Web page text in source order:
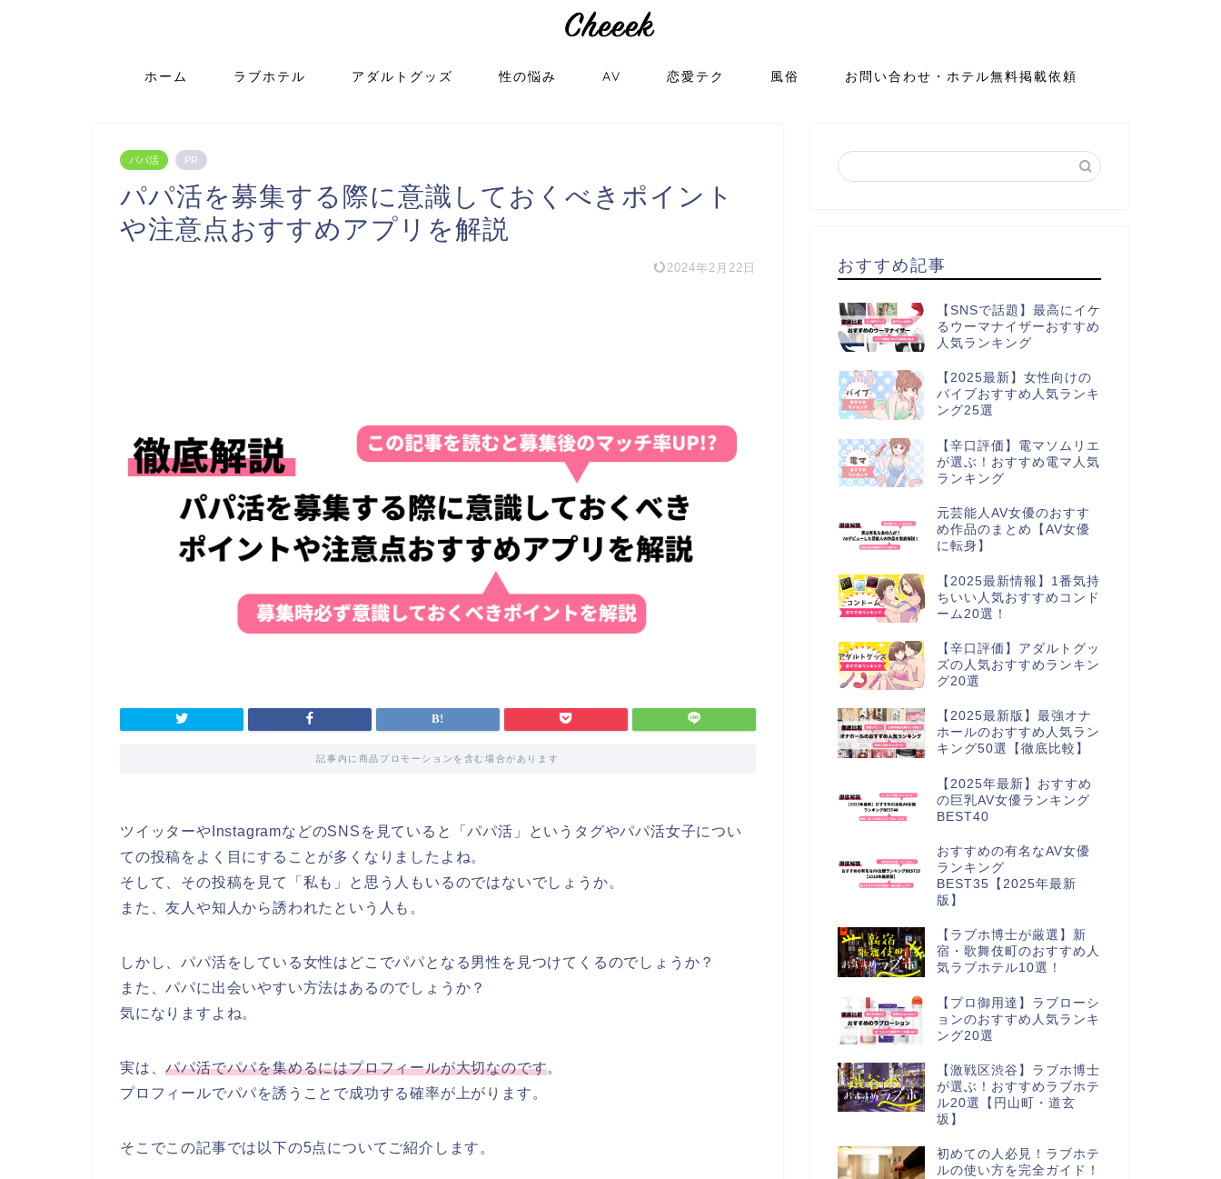
ホーム ラブホテル アダルトグッズ 性の悩み AV 恋愛テク 風俗 お問い合わせ・ホテル無料掲載依頼
パパ活 PR
パパ活を募集する際に意識しておくべきポイント
や注意点おすすめアプリを解説
2024年2月22日
記事内に商品プロモーションを含む場合があります
ツイッターやInstagramなどのSNSを見ていると「パパ活」というタグやパパ活女子につい
ての投稿をよく目にすることが多くなりましたよね。
そして、その投稿を見て「私も」と思う人もいるのではないでしょうか。
また、友人や知人から誘われたという人も。
しかし、パパ活をしている女性はどこでパパとなる男性を見つけてくるのでしょうか？
また、パパに出会いやすい方法はあるのでしょうか？
気になりますよね。
実は、パパ活でパパを集めるにはプロフィールが大切なのです。
プロフィールでパパを誘うことで成功する確率が上がります。
そこでこの記事では以下の5点についてご紹介します。
おすすめ記事
【SNSで話題】最高にイケ
るウーマナイザーおすすめ
人気ランキング
【2025最新】女性向けの
バイブおすすめ人気ランキ
ング25選
【辛口評価】電マソムリエ
が選ぶ！おすすめ電マ人気
ランキング
元芸能人AV女優のおすす
め作品のまとめ【AV女優
に転身】
【2025最新情報】1番気持
ちいい人気おすすめコンド
ーム20選！
【辛口評価】アダルトグッ
ズの人気おすすめランキン
グ20選
【2025最新版】最強オナ
ホールのおすすめ人気ラン
キング50選【徹底比較】
【2025年最新】おすすめ
の巨乳AV女優ランキング
BEST40
おすすめの有名なAV女優
ランキング
BEST35【2025年最新
版】
【ラブホ博士が厳選】新
宿・歌舞伎町のおすすめ人
気ラブホテル10選！
【プロ御用達】ラブローシ
ョンのおすすめ人気ランキ
ング20選
【激戦区渋谷】ラブホ博士
が選ぶ！おすすめラブホテ
ル20選【円山町・道玄
坂】
初めての人必見！ラブホテ
ルの使い方を完全ガイド！